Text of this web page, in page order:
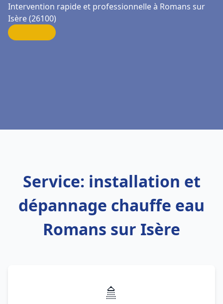
Intervention rapide et professionnelle à Romans sur
Isère (26100)
Service: installation et
dépannage chauffe eau
Romans sur Isère
🚿